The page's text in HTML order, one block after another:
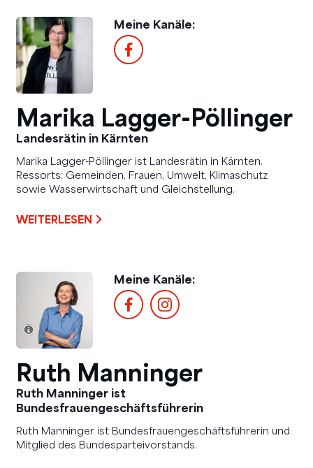
Meine Kanäle:
Marika Lagger-Pöllinger
Landesrätin in Kärnten
Marika Lagger-Pöllinger ist Landesrätin in Kärnten.
Ressorts: Gemeinden, Frauen, Umwelt, Klimaschutz
sowie Wasserwirtschaft und Gleichstellung.
WEITERLESEN
Meine Kanäle:
Ruth Manninger
Ruth Manninger ist
Bundesfrauengeschäftsführerin
Ruth Manninger ist Bundesfrauengeschäftsführerin und
Mitglied des Bundesparteivorstands.